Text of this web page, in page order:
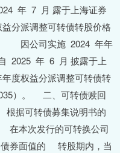
年 7 月 露于上海证券
分派调整可转债转股价格
。 因公司实施 2024 年年
2025 年 6 月 披露于上
度权益分派调整可转债转
）。 二、可转债赎回
据可转债募集说明书的
在本次发行的可转换公司
债券面值的 转股期内，当